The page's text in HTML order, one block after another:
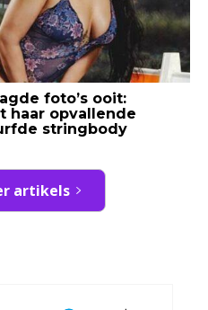
foto’s ooit:
haar opvallende
stringbody
artikels